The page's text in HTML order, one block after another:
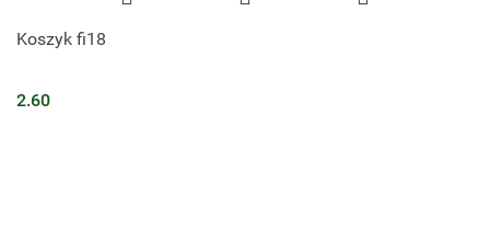
Koszyk fi18
2.60